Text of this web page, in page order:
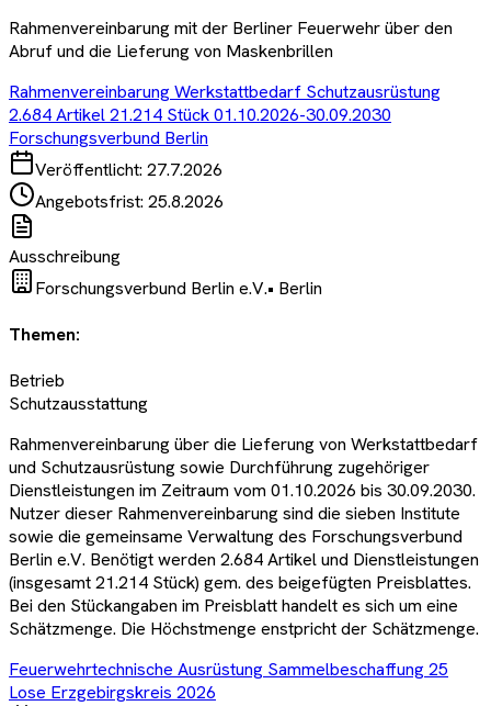
Rahmenvereinbarung mit der Berliner Feuerwehr über den
Abruf und die Lieferung von Maskenbrillen
Rahmenvereinbarung Werkstattbedarf Schutzausrüstung
2.684 Artikel 21.214 Stück 01.10.2026-30.09.2030
Forschungsverbund Berlin
Veröffentlicht: 27.7.2026
Angebotsfrist: 25.8.2026
Ausschreibung
Forschungsverbund Berlin e.V.• Berlin
Themen:
Betrieb
Schutzausstattung
Rahmenvereinbarung über die Lieferung von Werkstattbedarf
und Schutzausrüstung sowie Durchführung zugehöriger
Dienstleistungen im Zeitraum vom 01.10.2026 bis 30.09.2030.
Nutzer dieser Rahmenvereinbarung sind die sieben Institute
sowie die gemeinsame Verwaltung des Forschungsverbund
Berlin e.V. Benötigt werden 2.684 Artikel und Dienstleistungen
(insgesamt 21.214 Stück) gem. des beigefügten Preisblattes.
Bei den Stückangaben im Preisblatt handelt es sich um eine
Schätzmenge. Die Höchstmenge enstpricht der Schätzmenge.
Feuerwehrtechnische Ausrüstung Sammelbeschaffung 25
Lose Erzgebirgskreis 2026